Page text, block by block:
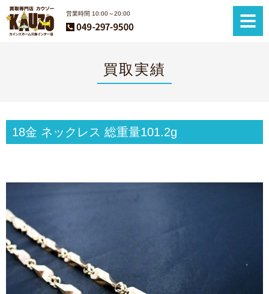
営業時間 10:00～20:00
買取実績
18金 ネックレス 総重量101.2g